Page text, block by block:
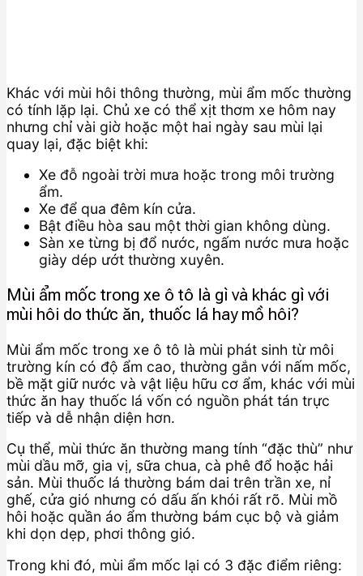
Khác với mùi hôi thông thường, mùi ẩm mốc thường
có tính lặp lại. Chủ xe có thể xịt thơm xe hôm nay
nhưng chỉ vài giờ hoặc một hai ngày sau mùi lại
quay lại, đặc biệt khi:
Xe đỗ ngoài trời mưa hoặc trong môi trường
ẩm.
Xe để qua đêm kín cửa.
Bật điều hòa sau một thời gian không dùng.
Sàn xe từng bị đổ nước, ngấm nước mưa hoặc
giày dép ướt thường xuyên.
Mùi ẩm mốc trong xe ô tô là gì và khác gì với
mùi hôi do thức ăn, thuốc lá hay mồ hôi?
Mùi ẩm mốc trong xe ô tô là mùi phát sinh từ môi
trường kín có độ ẩm cao, thường gắn với nấm mốc,
bề mặt giữ nước và vật liệu hữu cơ ẩm, khác với mùi
thức ăn hay thuốc lá vốn có nguồn phát tán trực
tiếp và dễ nhận diện hơn.
Cụ thể, mùi thức ăn thường mang tính “đặc thù” như
mùi dầu mỡ, gia vị, sữa chua, cà phê đổ hoặc hải
sản. Mùi thuốc lá thường bám dai trên trần xe, nỉ
ghế, cửa gió nhưng có dấu ấn khói rất rõ. Mùi mồ
hôi hoặc quần áo ẩm thường bám cục bộ và giảm
khi dọn dẹp, phơi thông gió.
Trong khi đó, mùi ẩm mốc lại có 3 đặc điểm riêng: